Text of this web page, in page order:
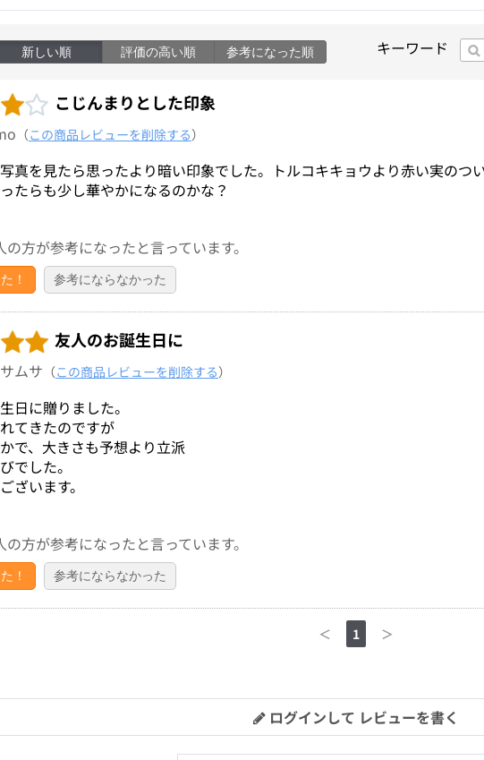
新しい順 評価の高い順 参考になった順 キーワード
こじんまりとした印象
（この商品レビューを削除する）
真を見たら思ったより暗い印象でした。トルコキキョウより赤い実のつ
たらも少し華やかになるのかな？
の方が参考になったと言っています。
！ 参考にならなかった
友人のお誕生日に
ムサ （この商品レビューを削除する）
日に贈りました。
てきたのですが
で、大きさも予想より立派
でした。
ざいます。
の方が参考になったと言っています。
！ 参考にならなかった
＜ 1 ＞
ログインして レビューを書く